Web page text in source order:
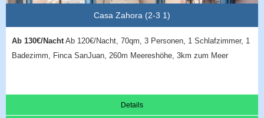
Casa Zahora (2-3 1)
Ab 130€/NachtAb 120€/Nacht, 70qm, 3 Personen, 1 Schlafzimmer, 1
Badezimm, Finca SanJuan, 260m Meereshöhe, 3km zum Meer
Details